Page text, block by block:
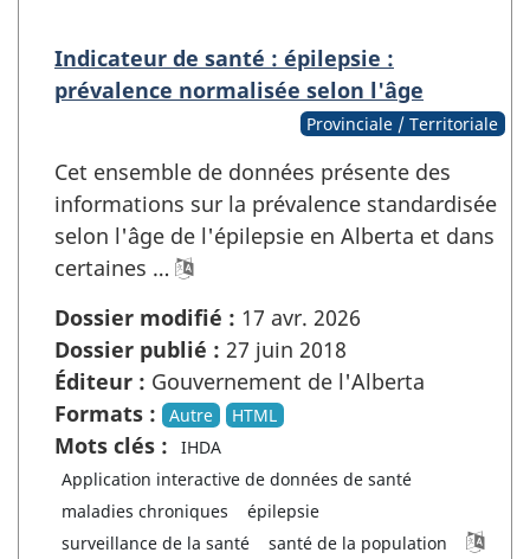
Indicateur de santé : épilepsie :
prévalence normalisée selon l'âge
Provinciale / Territoriale
Cet ensemble de données présente des
informations sur la prévalence standardisée
selon l'âge de l'épilepsie en Alberta et dans
certaines …
Dossier modifié : 17 avr. 2026
Dossier publié : 27 juin 2018
Éditeur : Gouvernement de l'Alberta
Formats :
Autre HTML
Mots clés :
IHDA
Application interactive de données de santé
maladies chroniques
épilepsie
surveillance de la santé
santé de la population